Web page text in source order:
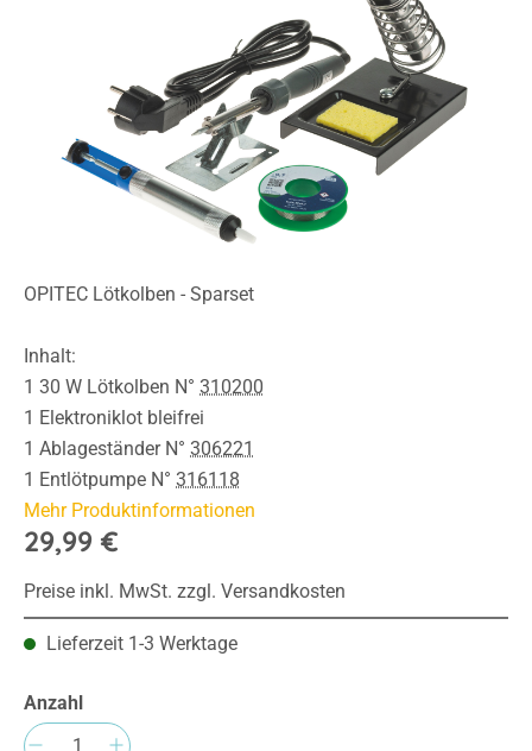
OPITEC Lötkolben - Sparset
Inhalt:
1 30 W Lötkolben N° 310200
1 Elektroniklot bleifrei
1 Ablageständer N° 306221
1 Entlötpumpe N° 316118
Mehr Produktinformationen
29,99 €
Preise inkl. MwSt. zzgl. Versandkosten
Lieferzeit 1-3 Werktage
Anzahl
Produkt Anzahl: Gib den gewünschten